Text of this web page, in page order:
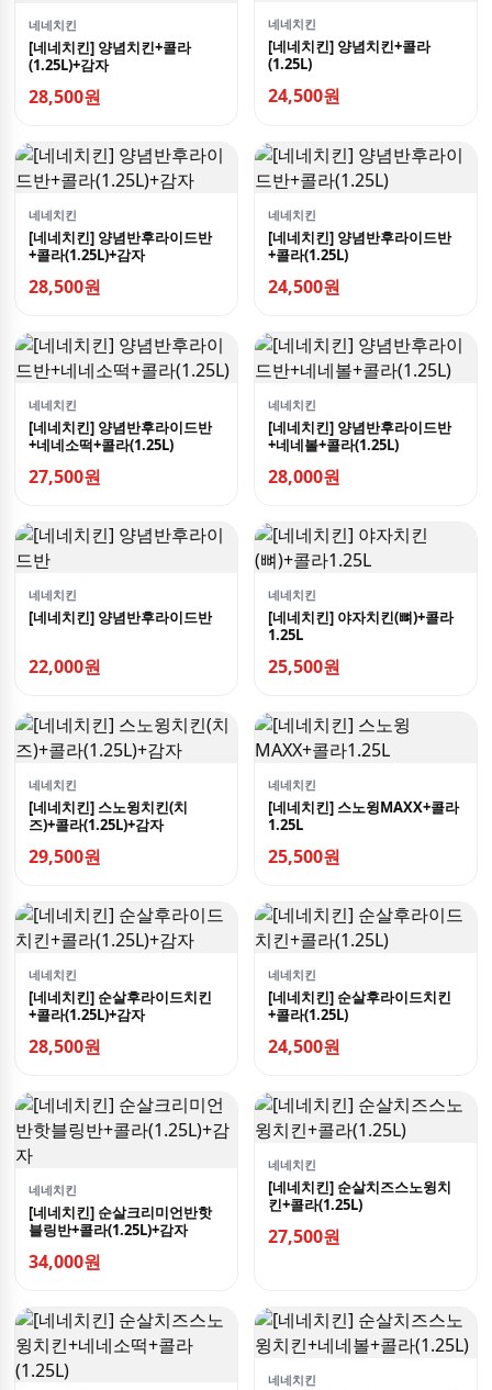
네네치킨
[네네치킨] 양념치킨+콜라
(1.25L)+감자
28,500원
네네치킨
[네네치킨] 양념치킨+콜라
(1.25L)
24,500원
네네치킨
[네네치킨] 양념반후라이드반
+콜라(1.25L)+감자
28,500원
네네치킨
[네네치킨] 양념반후라이드반
+콜라(1.25L)
24,500원
네네치킨
[네네치킨] 양념반후라이드반
+네네소떡+콜라(1.25L)
27,500원
네네치킨
[네네치킨] 양념반후라이드반
+네네볼+콜라(1.25L)
28,000원
네네치킨
[네네치킨] 양념반후라이드반
22,000원
네네치킨
[네네치킨] 야자치킨(뼈)+콜라
1.25L
25,500원
네네치킨
[네네치킨] 스노윙치킨(치
즈)+콜라(1.25L)+감자
29,500원
네네치킨
[네네치킨] 스노윙MAXX+콜라
1.25L
25,500원
네네치킨
[네네치킨] 순살후라이드치킨
+콜라(1.25L)+감자
28,500원
네네치킨
[네네치킨] 순살후라이드치킨
+콜라(1.25L)
24,500원
네네치킨
[네네치킨] 순살크리미언반핫
블링반+콜라(1.25L)+감자
34,000원
네네치킨
[네네치킨] 순살치즈스노윙치
킨+콜라(1.25L)
27,500원
네네치킨